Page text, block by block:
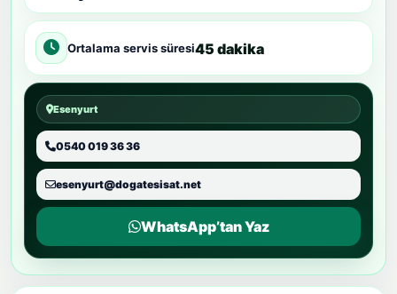
Ortalama servis süresi45 dakika
Esenyurt
0540 019 36 36
esenyurt@dogatesisat.net
WhatsApp’tan Yaz